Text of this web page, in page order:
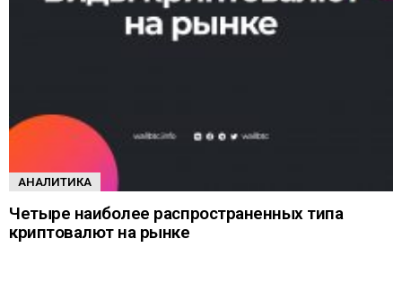
АНАЛИТИКА
Четыре наиболее распространенных типа
криптовалют на рынке